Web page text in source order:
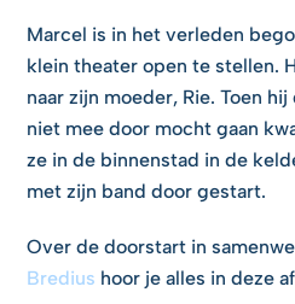
Marcel is in het verleden
klein theater open te stellen.
naar zijn moeder, Rie. Toen
niet mee door mocht gaan
ze in de binnenstad in de
met zijn band door gestart.
Over de doorstart in
Bredius hoor je alles in deze